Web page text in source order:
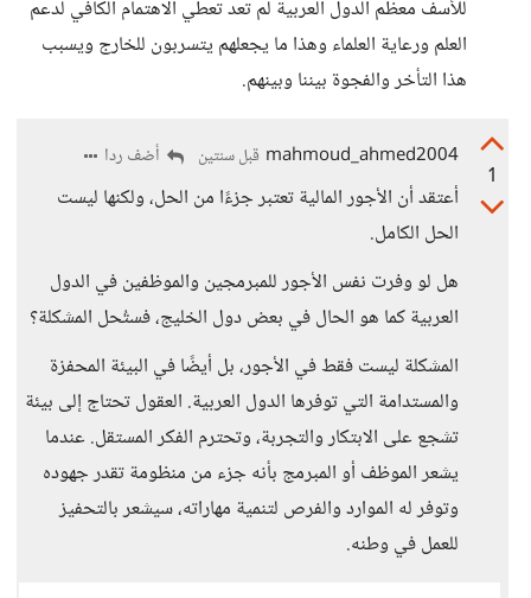
للأسف معظم الدول العربية لم تعد تعطي الاهتمام الكافي لدعم
العلم ورعاية العلماء وهذا ما يجعلهم يتسربون للخارج ويسبب
هذا التأخر والفجوة بيننا وبينهم.
1
mahmoud_ahmed2004 قبل سنتين أضف ردا
أعتقد أن الأجور المالية تعتبر جزءًا من الحل، ولكنها ليست
الحل الكامل.
هل لو وفرت نفس الأجور للمبرمجين والموظفين في الدول
العربية كما هو الحال في بعض دول الخليج، فستُحل المشكلة؟
المشكلة ليست فقط في الأجور، بل أيضًا في البيئة المحفزة
والمستدامة التي توفرها الدول العربية. العقول تحتاج إلى بيئة
تشجع على الابتكار والتجربة، وتحترم الفكر المستقل. عندما
يشعر الموظف أو المبرمج بأنه جزء من منظومة تقدر جهوده
وتوفر له الموارد والفرص لتنمية مهاراته، سيشعر بالتحفيز
للعمل في وطنه.